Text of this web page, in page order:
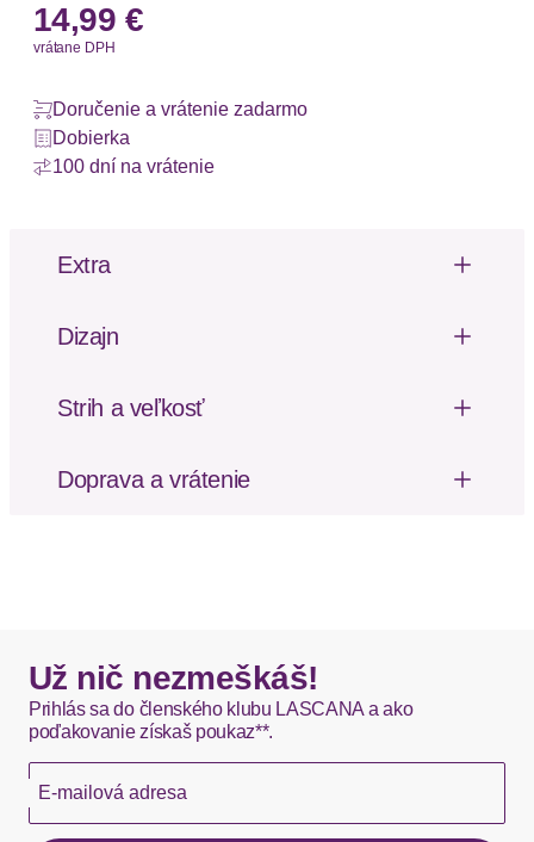
14,99 €
vrátane DPH
Doručenie a vrátenie zadarmo
Dobierka
100 dní na vrátenie
Extra
Čipka
Jemne priehľadný
Dizajn
Strih a veľkosť
Doprava a vrátenie
Okamžite dostupné položky sú zvyčajne doručené
kuriérom DHL do 1-3 pracovných dní.
Hermes - 0,00 EUR
Okamžite dostupné položky sú zvyčajne doručené
kuriérom Hermes do 1-3 pracovných dní.
Už nič nezmeškáš!
Prihlás sa do členského klubu LASCANA a ako
poďakovanie získaš poukaz**.
E-mailová adresa